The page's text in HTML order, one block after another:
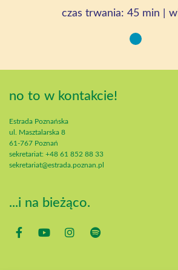
czas trwania: 45 min |
no to w kontakcie!
Estrada Poznańska
ul. Masztalarska 8
61-767 Poznań
sekretariat: +48 61 852 88 33
sekretariat@estrada.poznan.pl
...i na bieżąco.